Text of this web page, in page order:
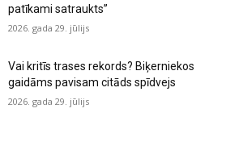
patīkami satraukts”
2026. gada 29. jūlijs
Vai kritīs trases rekords? Biķerniekos
gaidāms pavisam citāds spīdvejs
2026. gada 29. jūlijs